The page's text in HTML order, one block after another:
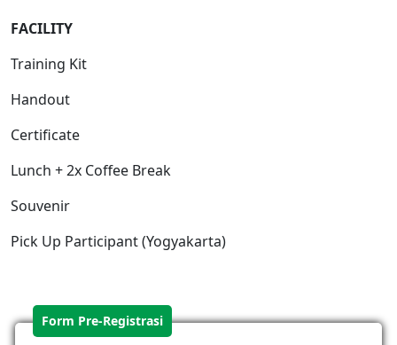
FACILITY
Training Kit
Handout
Certificate
Lunch + 2x Coffee Break
Souvenir
Pick Up Participant (Yogyakarta)
Form Pre-Registrasi